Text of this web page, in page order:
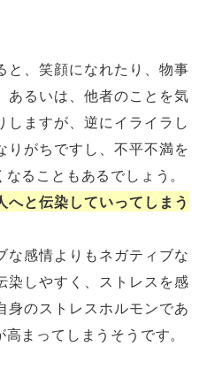
と、笑顔になれたり、物事
あるいは、他者のことを気
ますが、逆にイライラし
りがちですし、不平不満を
ることもあるでしょう。
へと伝染していってしまう
な感情よりもネガティブな
染しやすく、ストレスを感
身のストレスホルモンであ
まってしまうそうです。